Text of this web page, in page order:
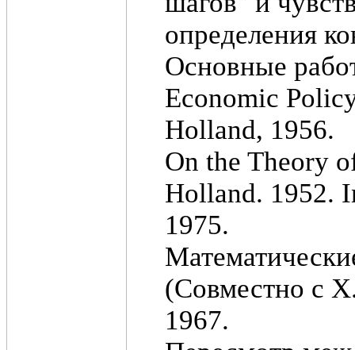
определения
Основные
Economic
Holland, 1956.
On the Theory
Holland. 1952.
1975.
(Совместно с
1967.